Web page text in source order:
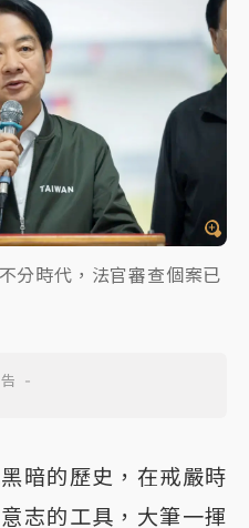
分時代，法官審查個案已
暗的歷史，在戒嚴時
志的工具，大筆一揮